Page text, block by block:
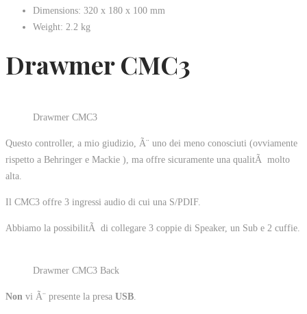
Dimensions: 320 x 180 x 100 mm
Weight: 2.2 kg
Drawmer CMC3
Drawmer CMC3
Questo controller, a mio giudizio, Ã¨ uno dei meno conosciuti (ovviamente
rispetto a Behringer e Mackie ), ma offre sicuramente una qualitÃ molto
alta.
Il CMC3 offre 3 ingressi audio di cui una S/PDIF.
Abbiamo la possibilitÃ di collegare 3 coppie di Speaker, un Sub e 2 cuffie.
Drawmer CMC3 Back
Non vi Ã¨ presente la presa USB